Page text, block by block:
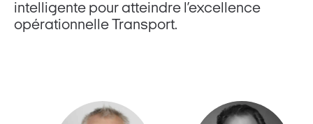
intelligente pour atteindre l’excellence
opérationnelle Transport.